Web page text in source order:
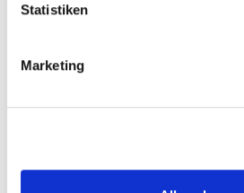
Statistiken
Marketing